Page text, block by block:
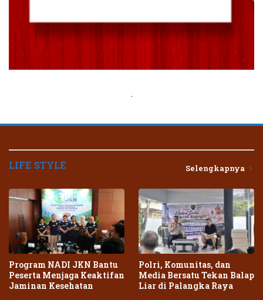
.
LIFE STYLE Selengkapnya
Program NADI JKN Bantu
Peserta Menjaga Keaktifan
Jaminan Kesehatan
Polri, Komunitas, dan
Media Bersatu Tekan Balap
Liar di Palangka Raya